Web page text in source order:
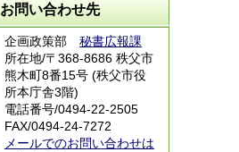
お問い合わせ先
企画政策部 秘書広報課
所在地/〒368-8686 秩父市
熊木町8番15号 (秩父市役
所本庁舎3階)
電話番号/0494-22-2505
FAX/0494-24-7272
メールでのお問い合わせは